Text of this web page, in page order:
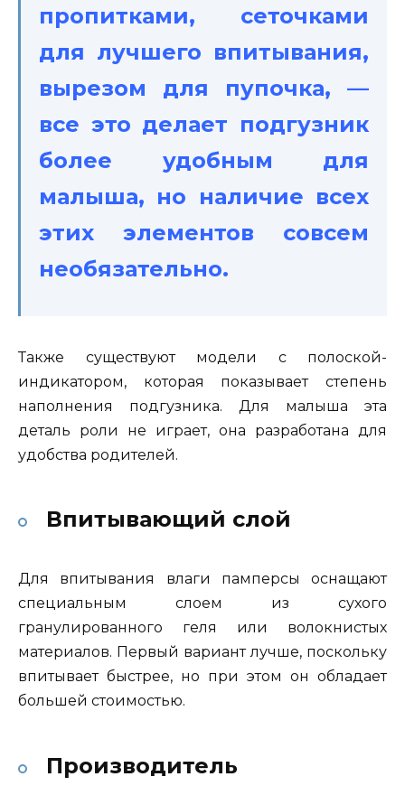
пропитками, сеточками
для лучшего впитывания,
вырезом для пупочка, —
все это делает подгузник
более удобным для
малыша, но наличие всех
этих элементов совсем
необязательно.
Также существуют модели с полоской-
индикатором, которая показывает степень
наполнения подгузника. Для малыша эта
деталь роли не играет, она разработана для
удобства родителей.
Впитывающий слой
Для впитывания влаги памперсы оснащают
специальным слоем из сухого
гранулированного геля или волокнистых
материалов. Первый вариант лучше, поскольку
впитывает быстрее, но при этом он обладает
большей стоимостью.
Производитель